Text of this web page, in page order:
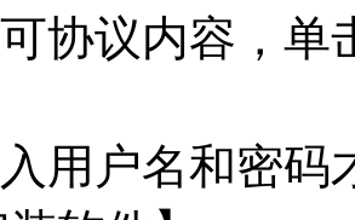
协议内容，单
用户名和密